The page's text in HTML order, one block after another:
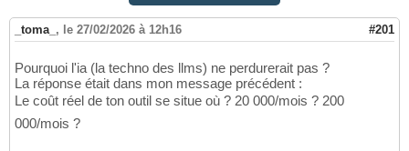
_toma_ , le 27/02/2026 à 12h16 #201
Pourquoi l'ia (la techno des llms) ne perdurerait pas ?
La réponse était dans mon message précédent :
Le coût réel de ton outil se situe où ? 20 000/mois ? 200
000/mois ?